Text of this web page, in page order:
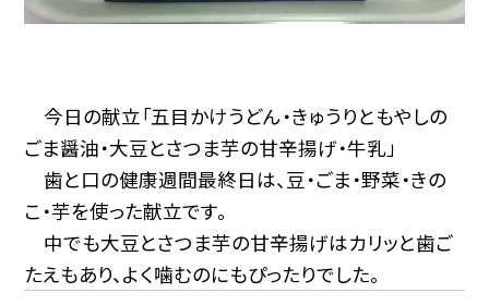
今日の献立「五目かけうどん・きゅうりともやしの
ごま醤油・大豆とさつま芋の甘辛揚げ・牛乳」
歯と口の健康週間最終日は、豆・ごま・野菜・きの
こ・芋を使った献立です。
中でも大豆とさつま芋の甘辛揚げはカリッと歯ご
たえもあり、よく噛むのにもぴったりでした。